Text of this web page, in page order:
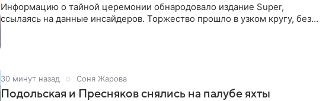
Информацию о тайной церемонии обнародовало издание Super,
ссылаясь на данные инсайдеров. Торжество прошло в узком кругу, без
30 минут назад Соня Жарова
Подольская и Пресняков снялись на палубе яхты